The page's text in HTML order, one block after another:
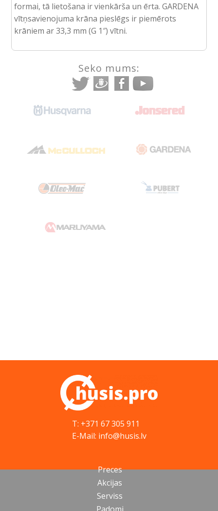
formai, tā lietošana ir vienkārša un ērta. GARDENA
vītņsavienojuma krāna pieslēgs ir piemērots
krāniem ar 33,3 mm (G 1″) vītni.
Seko mums:
T: +371 67 305 911
E-Mail: info@husis.lv
Preces
Akcijas
Serviss